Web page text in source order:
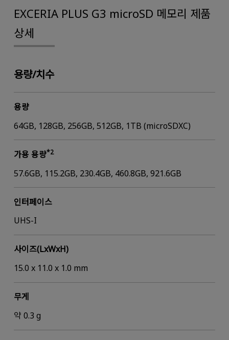
EXCERIA PLUS G3 microSD 메모리 제품
상세
용량/치수
용량
64GB, 128GB, 256GB, 512GB, 1TB (microSDXC)
가용 용량*2
57.6GB, 115.2GB, 230.4GB, 460.8GB, 921.6GB
인터페이스
UHS-I
사이즈(LxWxH)
15.0 x 11.0 x 1.0 mm
무게
약 0.3 g